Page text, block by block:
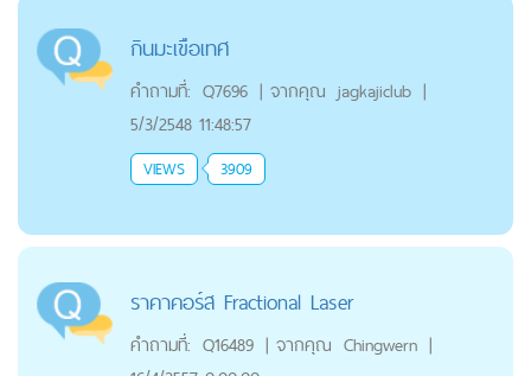
กินมะเขือเทศ
คำถามที่: Q7696 | จากคุณ jagkajiclub |
5/3/2548 11:48:57
VIEWS 3909
ราคาคอร์ส Fractional Laser
คำถามที่: Q16489 | จากคุณ Chingwern |